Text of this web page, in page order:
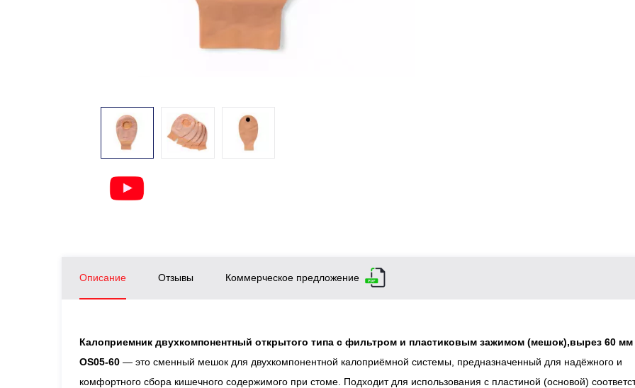
Описание Отзывы Коммерческое предложение
Калоприемник двухкомпонентный открытого типа с фильтром и пластиковым зажимом (мешок),вырез 60 мм
OS05-60 — это сменный мешок для двухкомпонентной калоприёмной системы, предназначенный для надёжного и
комфортного сбора кишечного содержимого при стоме. Подходит для использования с пластиной (основой)